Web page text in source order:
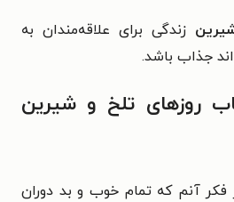
زندگی برای علاقه‌مندان به
جذاب باشد.
روزهای تلخ و شیرین
آنم که تمام خوب و بد دوران